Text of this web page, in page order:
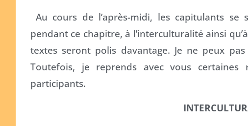
Au cours de l’après-midi, les capitulants
pendant ce chapitre, à l’interculturalité ainsi
textes seront polis davantage. Je ne peux
Toutefois, je reprends avec vous
participants.